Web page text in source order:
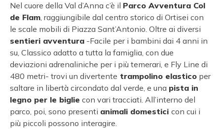
Nel cuore della Val d’Anna c’è il Parco Avventura Col
de Flam, raggiungibile dal centro storico di Ortisei con
le scale mobili di Piazza Sant’Antonio. Oltre ai diversi
sentieri avventura -Facile per i bambini dai 4 anni in
su, Classico adatto a tutta la famiglia, con due
deviazioni adrenaliniche per i più temerari, e Fly Line di
480 metri- trovi un divertente trampolino elastico per
saltare in libertà circondato dal verde, e una pista in
legno per le biglie con vari tracciati. All’interno del
parco, poi, sono presenti animali domestici con cui i
più piccoli possono interagire.